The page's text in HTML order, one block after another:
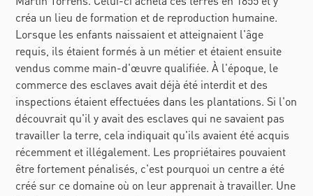
créa un lieu de formation et de reproduction humaine.
Lorsque les enfants naissaient et atteignaient l'âge
requis, ils étaient formés à un métier et étaient ensuite
vendus comme main-d'œuvre qualifiée. À l'époque, le
commerce des esclaves avait déjà été interdit et des
inspections étaient effectuées dans les plantations. Si l'on
découvrait qu'il y avait des esclaves qui ne savaient pas
travailler la terre, cela indiquait qu'ils avaient été acquis
récemment et illégalement. Les propriétaires pouvaient
être fortement pénalisés, c'est pourquoi un centre a été
créé sur ce domaine où on leur apprenait à travailler. Une